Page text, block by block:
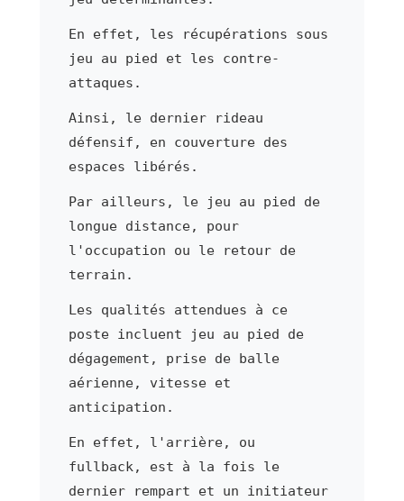
En effet, les récupérations sous
jeu au pied et les contre-
attaques.
Ainsi, le dernier rideau
défensif, en couverture des
espaces libérés.
Par ailleurs, le jeu au pied de
longue distance, pour
l'occupation ou le retour de
terrain.
Les qualités attendues à ce
poste incluent jeu au pied de
dégagement, prise de balle
aérienne, vitesse et
anticipation.
En effet, l'arrière, ou
fullback, est à la fois le
dernier rempart et un initiateur